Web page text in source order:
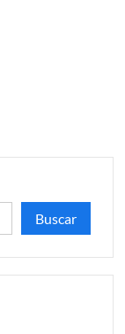
Buscar